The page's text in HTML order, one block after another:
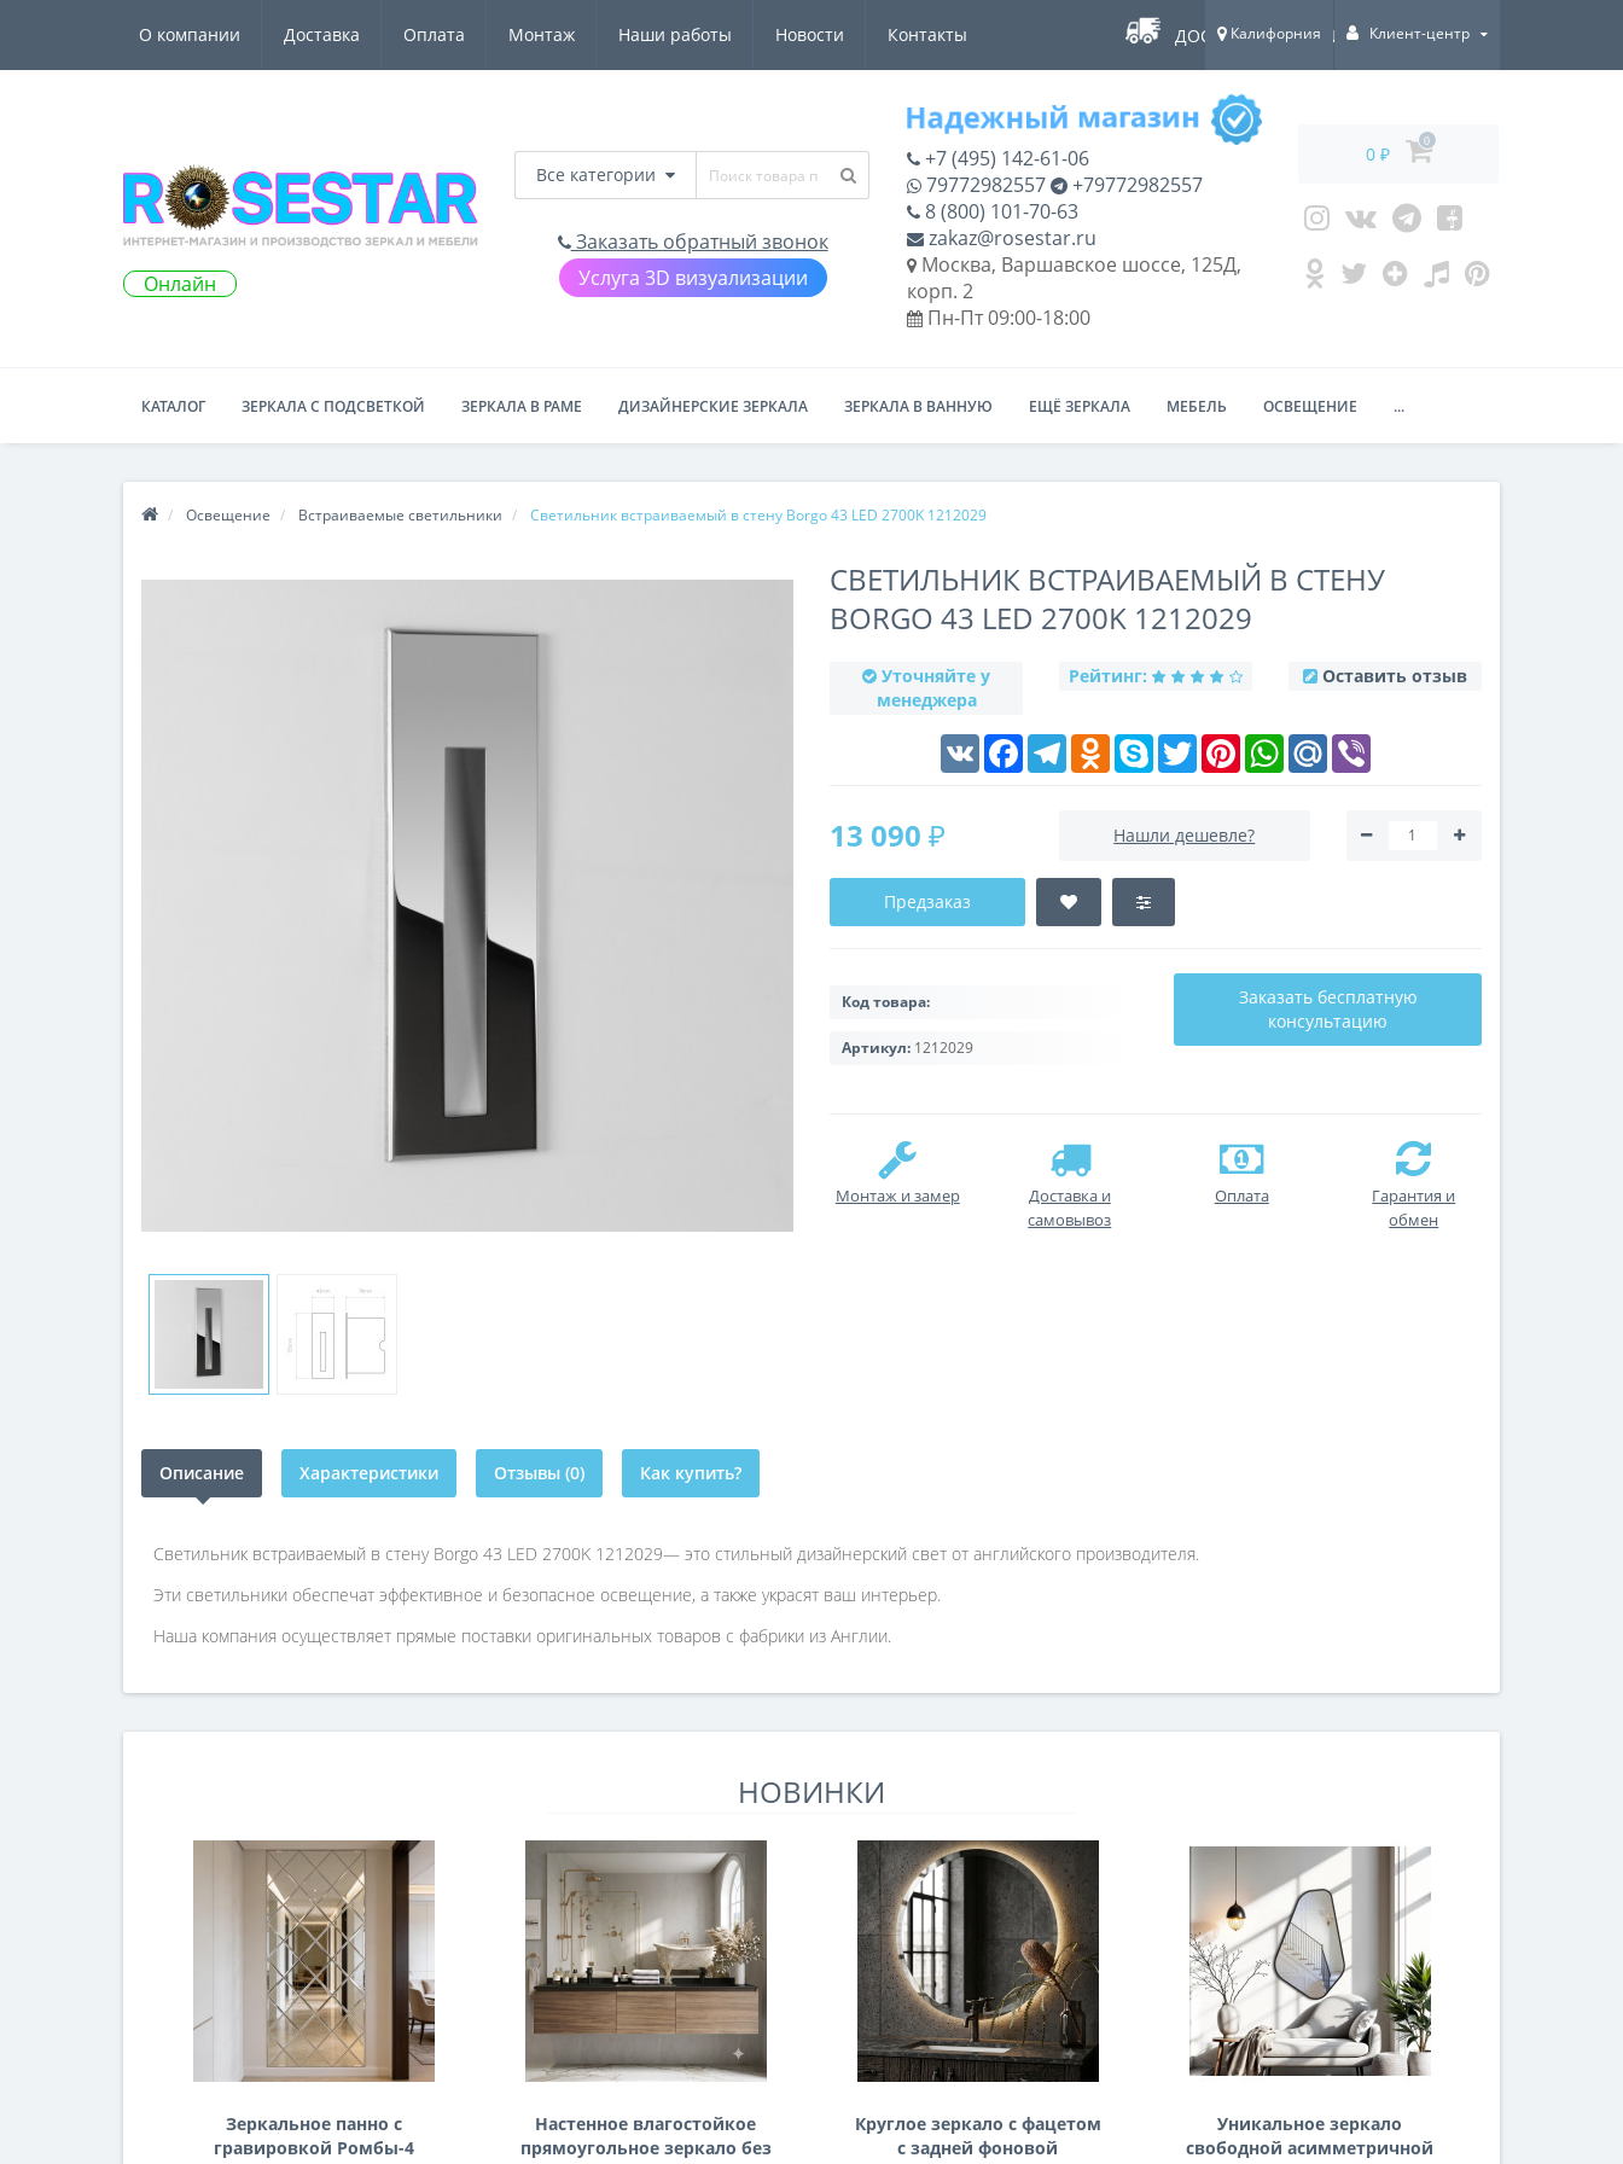
О компании Доставка Оплата Монтаж Наши работы Новости Контакты ДОСТАВКА ПО ВСЕЙ РОССИИ!
Калифорния Клиент-центр
Онлайн
Все категории
Заказать обратный звонок
Услуга 3D визуализации
+7 (495) 142-61-06
79772982557
+79772982557
8 (800) 101-70-63
zakaz@rosestar.ru
Москва, Варшавское шоссе, 125Д,
корп. 2
Пн-Пт 09:00-18:00
0 ₽
0
КАТАЛОГ ЗЕРКАЛА С ПОДСВЕТКОЙ ЗЕРКАЛА В РАМЕ ДИЗАЙНЕРСКИЕ ЗЕРКАЛА ЗЕРКАЛА В ВАННУЮ ЕЩЁ ЗЕРКАЛА МЕБЕЛЬ ОСВЕЩЕНИЕ ...
Освещение Встраиваемые светильники Светильник встраиваемый в стену Borgo 43 LED 2700K 1212029
СВЕТИЛЬНИК ВСТРАИВАЕМЫЙ В СТЕНУ
BORGO 43 LED 2700K 1212029
Уточняйте у
менеджера
Рейтинг: Оставить отзыв
VK FacebookTelegramOdnoklassniki
Skype Twitter PinterestWhatsAppMail.Ru
13 090 ₽ Нашли дешевле?
Предзаказ
Код товара:
Артикул: 1212029
Заказать бесплатную
консультацию
Монтаж и замер
Доставка и
самовывоз
Оплата
Гарантия и
обмен
Описание Характеристики Отзывы (0) Как купить?
Светильник встраиваемый в стену Borgo 43 LED 2700K 1212029— это стильный дизайнерский свет от английского производителя.
Эти светильники обеспечат эффективное и безопасное освещение, а также украсят ваш интерьер.
Наша компания осуществляет прямые поставки оригинальных товаров с фабрики из Англии.
НОВИНКИ
Зеркальное панно с
гравировкой Ромбы-4
Настенное влагостойкое
прямоугольное зеркало без
Круглое зеркало с фацетом
с задней фоновой
Уникальное зеркало
свободной асимметричной